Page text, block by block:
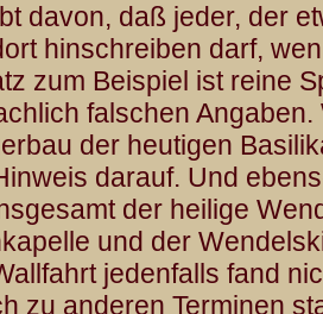
davon, daß jeder, der
hinschreiben darf,
zum Beispiel ist reine
falschen
der heutigen
darauf. Und
der heilige
und der
jedenfalls fand
zu anderen Terminen